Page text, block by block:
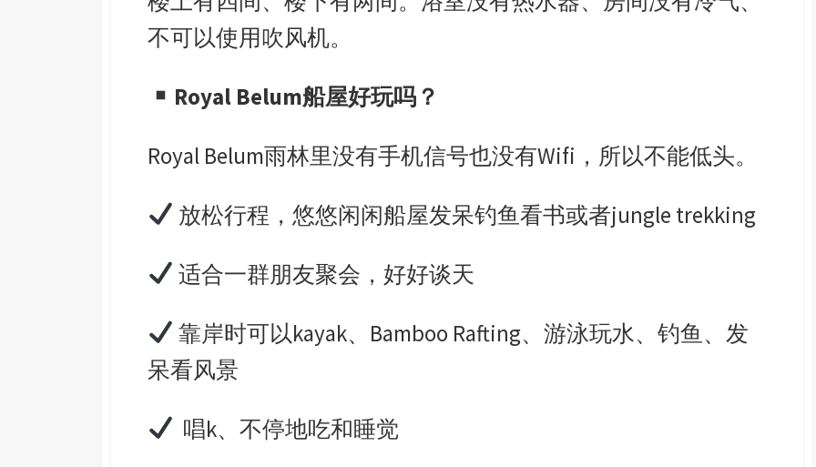
不可以使用吹风机。
Royal Belum船屋好玩吗？
Royal Belum雨林里没有手机信号也没有Wifi ，所以不能低头。
放松行程，悠悠闲闲船屋发呆钓鱼看书或者jungle trekking
适合一群朋友聚会，好好谈天
靠岸时可以kayak、 Bamboo Rafting、游泳玩水、钓鱼、发
呆看风景
唱k、不停地吃和睡觉